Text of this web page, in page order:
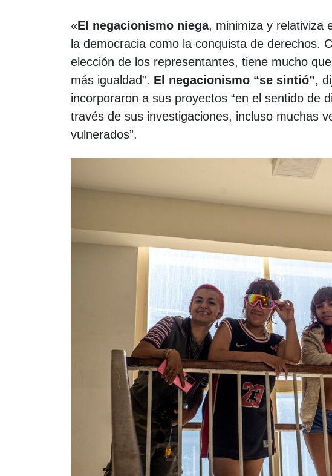
«El negacionismo niega, minimiza y relativiza
la democracia como la conquista de derechos.
elección de los representantes, tiene mucho
más igualdad”. El negacionismo “se sintió”,
incorporaron a sus proyectos “en el sentido de
través de sus investigaciones, incluso muchas
vulnerados”.